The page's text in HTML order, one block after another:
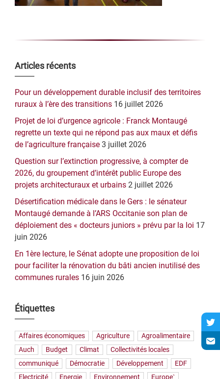
Barre
latérale
principale
Articles récents
Pour un développement durable inclusif des territoires
ruraux à l’ère des transitions 16 juillet 2026
Projet de loi d’urgence agricole : Franck Montaugé
regrette un texte qui ne répond pas aux maux et défis
de l’agriculture française 3 juillet 2026
Question sur l’extinction progressive, à compter de
2026, du groupement d’intérêt public Europe des
projets architecturaux et urbains 2 juillet 2026
Désertification médicale dans le Gers : le sénateur
Montaugé demande à l’ARS Occitanie son plan de
déploiement des « docteurs juniors » prévu par la loi 17
juin 2026
En 1ère lecture, le Sénat adopte une proposition de loi
pour faciliter la rénovation du bâti ancien inutilisé des
communes rurales 16 juin 2026
Étiquettes
Affaires économiques Agriculture
Agroalimentaire
Auch
Budget Climat
Collectivités locales
communiqué
Démocratie Développement
EDF
Electricité
Energie Environnement
Europe`